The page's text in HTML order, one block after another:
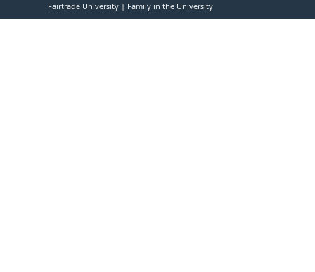
Fairtrade University Family in the University